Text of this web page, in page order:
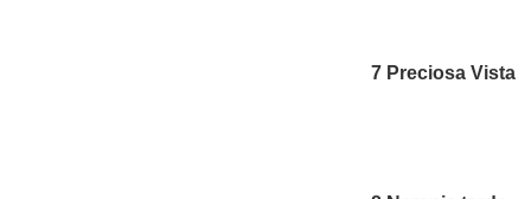
7 Preciosa Vista